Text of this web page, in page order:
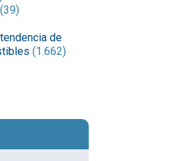
(39)
de
(1.662)